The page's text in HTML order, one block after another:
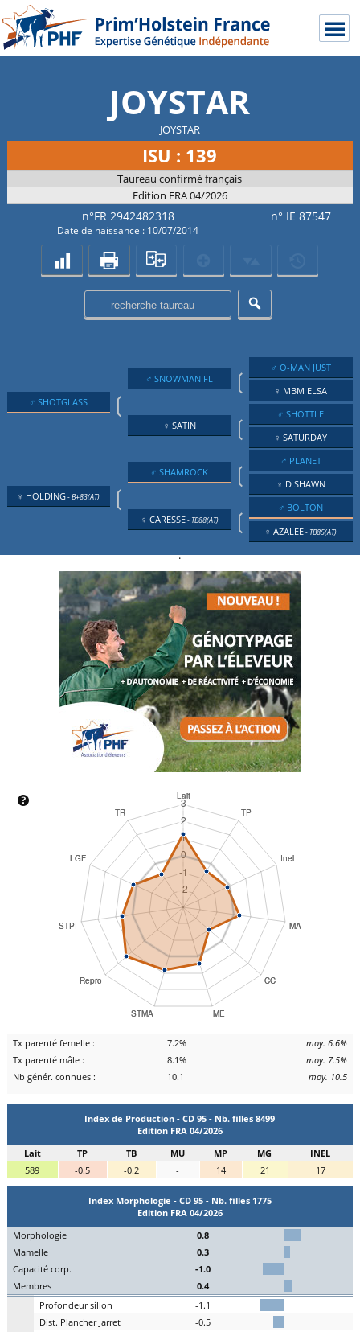
JOYSTAR
JOYSTAR
ISU : 139
Taureau confirmé français
Edition FRA 04/2026
n°FR 2942482318 n° IE 87547
Date de naissance : 10/07/2014
♂ SHOTGLASS ❲
♂ SNOWMAN FL ❲
♂ O-MAN JUST
♀ MBM ELSA
♀ SATIN ❲
♂ SHOTTLE
♀ SATURDAY
♀ HOLDING- B+83(AT) ❲
♂ SHAMROCK ❲
♂ PLANET
♀ D SHAWN
♀ CARESSE- TB88(AT) ❲
♂ BOLTON
♀ AZALEE- TB85(AT)
.
Tx parenté femelle : 7.2%
moy. 6.6%
Tx parenté mâle :
8.1%
moy. 7.5%
Nb génér. connues :
10.1 moy. 10.5
Index de Production - CD 95 - Nb. filles 8499
Edition FRA 04/2026
Lait
TP TB MU MP MG
INEL
589
-0.5 -0.2 - 14 21 17
Index Morphologie - CD 95 - Nb. filles 1775
Edition FRA 04/2026
Morphologie
0.8
Mamelle
0.3
Capacité corp.
-1.0
Membres 0.4
Profondeursillon
-1.1
Dist. Plancher Jarret
-0.5